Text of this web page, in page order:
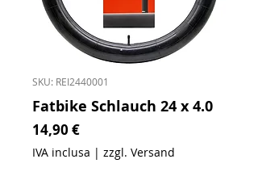
SKU: REI2440001
Fatbike Schlauch 24 x 4.0
14,90 €Prezzo
IVA inclusa | zzgl. Versand